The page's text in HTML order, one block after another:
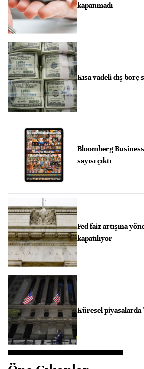
kapanmadı
Kısa vadeli dış borç
Bloomberg
sayısı çıktı
Fed faiz artışına
kapatılıyor
Küresel piyasalarda